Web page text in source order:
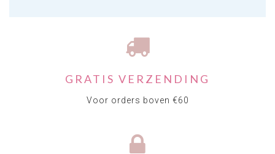
GRATIS VERZENDING
Voor orders boven €60